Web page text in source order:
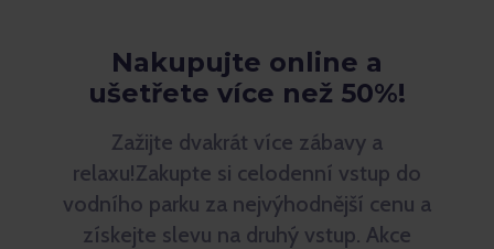
Nakupujte online a
ušetřete více než 50%!
Zažijte dvakrát více zábavy a
relaxu!Zakupte si celodenní vstup do
vodního parku za nejvýhodnější cenu a
získejte slevu na druhý vstup. Akce